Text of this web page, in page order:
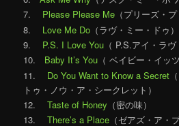
7. Please Please Me （プリーズ・
8. Love Me Do （ラヴ・ミー・ドゥ）
9. P.S. I Love You （ P.S.アイ・ラヴ
10. Baby It’s You （ ベイビー・イッ
11. Do You Want to Know a Secret
トゥ・ノウ・ア・シークレット）
12.Taste of Honey （密の味）
13.There’s a Place （ゼアズ・ア・